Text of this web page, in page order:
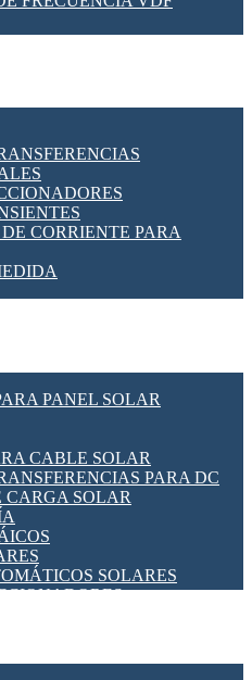
CORRIENTE PARA
PANEL SOLAR
CABLE SOLAR
PARA DC
CARGA SOLAR
SOLARES